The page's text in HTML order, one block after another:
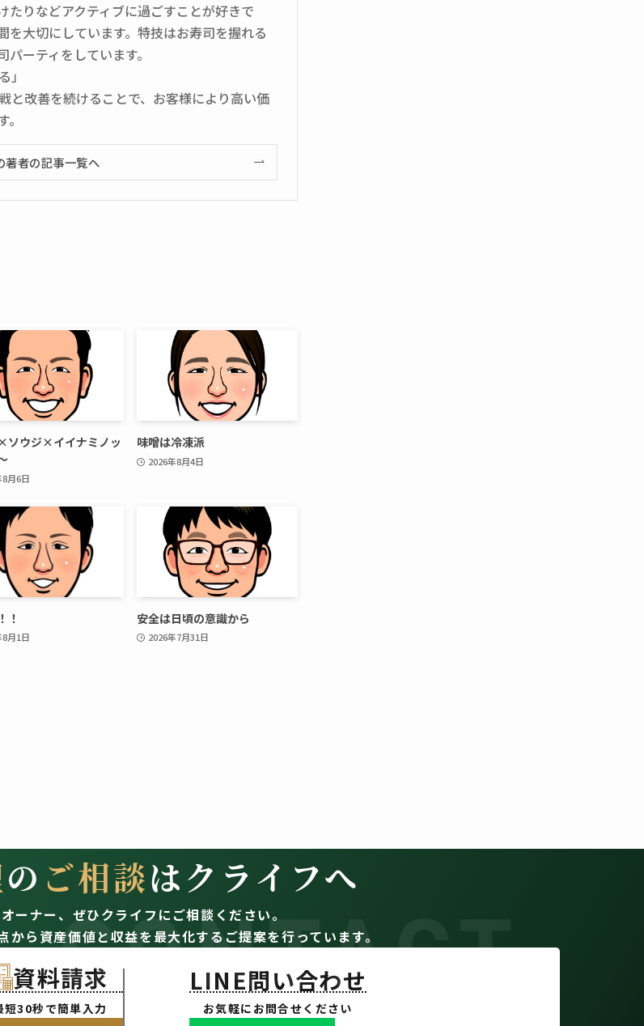
たりなどアクティブに過ごすことが好きで
を大切にしています。特技はお寿司を握れる
ーティをしています。
」
と改善を続けることで、お客様により高い価
著者の記事一覧へ
ソウジ×イイナミノッ
8月6日
味噌は冷凍派
2026年8月4日
！
8月1日
安全は日頃の意識から
2026年7月31日
CONTACT
の ご相談はクライフへ
ーナー、 ぜひクライフにご相談ください。
ら資産価値と収益を最大化するご提案を行っています。
資料請求
短30秒で簡単入力
LINE問い合わせ
お気軽にお問合せください